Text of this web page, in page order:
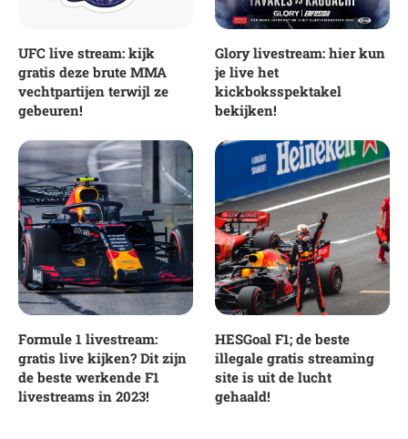
UFC live stream: kijk
gratis deze brute MMA
vechtpartijen terwijl ze
gebeuren!
Glory livestream: hier kun
je live het
kickboksspektakel
bekijken!
Formule 1 livestream:
gratis live kijken? Dit zijn
de beste werkende F1
livestreams in 2023!
HESGoal F1; de beste
illegale gratis streaming
site is uit de lucht
gehaald!